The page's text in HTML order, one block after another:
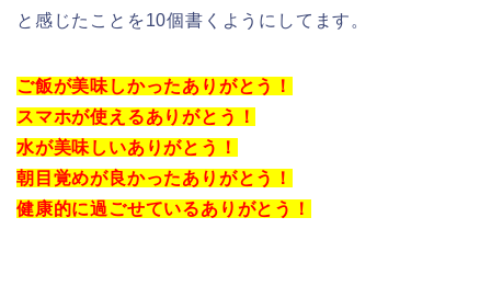
と感じたことを10個書くようにしてます。
ご飯が美味しかったありがとう！
スマホが使えるありがとう！
水が美味しいありがとう！
朝目覚めが良かったありがとう！
健康的に過ごせているありがとう！